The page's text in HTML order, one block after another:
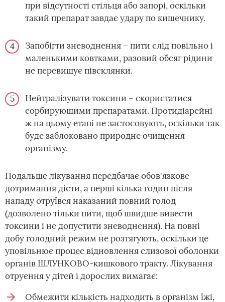
при відсутності стільця або запорі, оскільки
такий препарат завдає удару по кишечнику.
Запобігти зневоднення – пити слід повільно і
маленькими ковтками, разовий обсяг рідини
не перевищує півсклянки.
Нейтралізувати токсини – скористатися
сорбирующими препаратами. Протидіарейні
ж на цьому етапі не застосовують, оскільки так
буде заблоковано природне очищення
організму.
Подальше лікування передбачає обов'язкове
дотримання дієти, а перші кілька годин після
нападу отруївся наказаний повний голод
(дозволено тільки пити, щоб швидше вивести
токсини і не допустити зневоднення). На повні
добу голодний режим не розтягують, оскільки це
уповільнює процес відновлення слизової оболонки
органів ШЛУНКОВО-кишкового тракту. Лікування
отруєння у дітей і дорослих вимагає:
Обмежити кількість надходить в організм їжі,